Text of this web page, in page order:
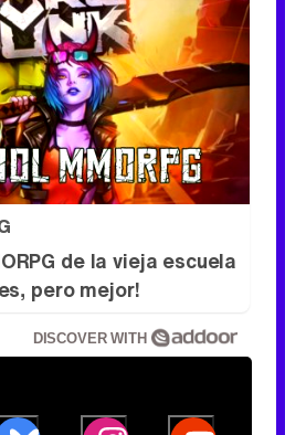
de la vieja escuela
pero mejor!
DISCOVER WITH